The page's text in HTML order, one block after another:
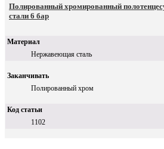
Полированный хромированный
стали 6 бар
Материал
Нержавеющая сталь
Заканчивать
Полированный хром
Код статьи
1102